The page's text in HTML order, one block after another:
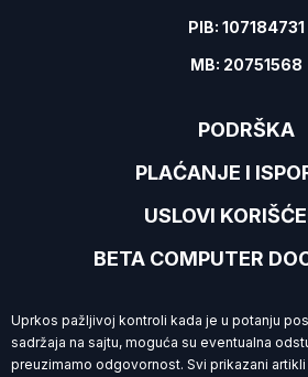
PODRŠKA
PLAĆANJE I
USLOVI
BETA COMPUTER
PIB: 107184731
MB: 20751568
Uprkos pažljivoj kontroli kada je u potanju
sadržaja na sajtu, moguća su eventualna
preuzimamo odgovornost. Svi prikazani